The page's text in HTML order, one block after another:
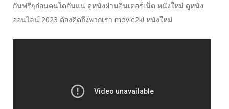
กันฟรีๆก่อนคนใดกันแน่ ดูหนังผ่านอินเตอร์เน็ต หนังใหม่ ดูหนัง
ออนไลน์ 2023 ต้องคิดถึงพวกเรา movie2k! หนังใหม่